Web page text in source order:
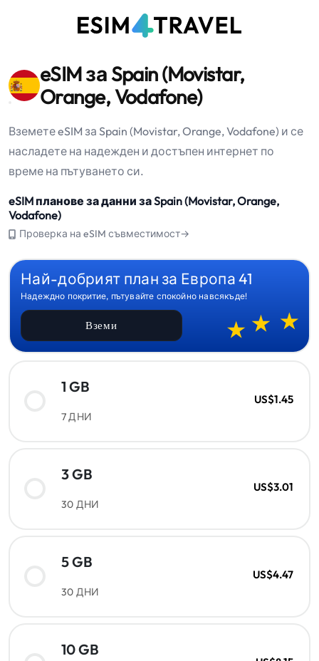
eSIM за Spain (Movistar,
Orange, Vodafone)
Вземете eSIM за Spain (Movistar, Orange, Vodafone) и се
насладете на надежден и достъпен интернет по
време на пътуването си.
eSIM планове за данни за Spain (Movistar, Orange,
Vodafone)
Проверка на eSIM съвместимост→
Най-добрият план за Европа 41
Надеждно покритие, пътувайте спокойно навсякъде!
Вземи
1 GB
7 ДНИ
US$1.45
3 GB
30 ДНИ
US$3.01
5 GB
30 ДНИ
US$4.47
10 GB